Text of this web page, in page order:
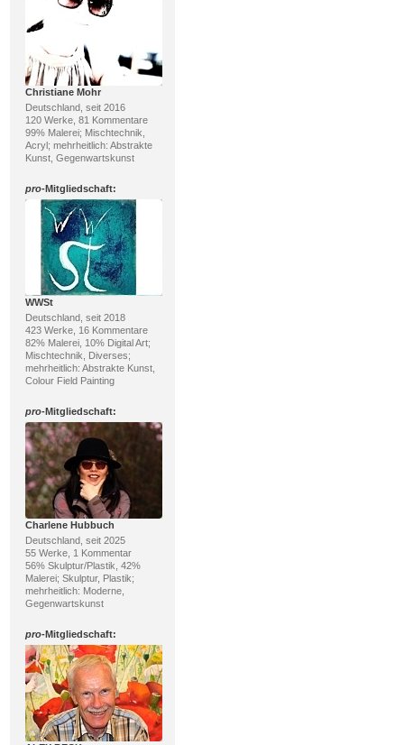
Christiane Mohr
Deutschland, seit 2016
120 Werke, 81 Kommentare
99% Malerei; Mischtechnik,
Acryl; mehrheitlich: Abstrakte
Kunst, Gegenwartskunst
pro-Mitgliedschaft:
WWSt
Deutschland, seit 2018
423 Werke, 16 Kommentare
82% Malerei, 10% Digital Art;
Mischtechnik, Diverses;
mehrheitlich: Abstrakte Kunst,
Colour Field Painting
pro-Mitgliedschaft:
Charlene Hubbuch
Deutschland, seit 2025
55 Werke, 1 Kommentar
56% Skulptur/Plastik, 42%
Malerei; Skulptur, Plastik;
mehrheitlich: Moderne,
Gegenwartskunst
pro-Mitgliedschaft: